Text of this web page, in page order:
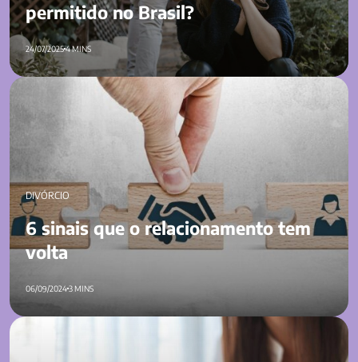
permitido no Brasil?
24/07/20254 MINS
6 sinais que o relacionamento tem volta
DIVÓRCIO
6 sinais que o relacionamento tem
volta
06/09/20243 MINS
Como cuidar da saúde mental pós-divórcio?